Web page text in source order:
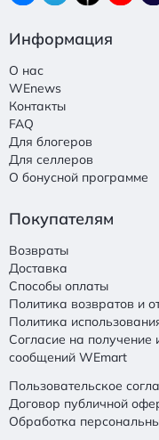
Информация
О нас
WEnews
Контакты
FAQ
Для блогеров
Для селлеров
О бонусной программе
Покупателям
Возвраты
Доставка
Способы оплаты
Политика возвратов и
Политика
Согласие на
сообщений WEmart
Пользовательское
Договор публичной
Обработка